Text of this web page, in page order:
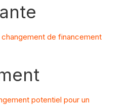
de financement
potentiel pour un